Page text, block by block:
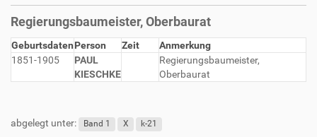
Regierungsbaumeister, Oberbaurat
GeburtsdatenPerson Zeit
Anmerkung
1851-1905
PAUL
KIESCHKE
Regierungsbaumeister,
Oberbaurat
abgelegt unter: Band 1 X k-21